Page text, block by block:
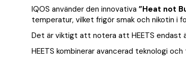
IQOS använder den innovativa ”Heat not
temperatur, vilket frigör smak och nikotin i
Det är viktigt att notera att HEETS endast
HEETS kombinerar avancerad teknologi